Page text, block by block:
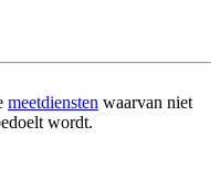
meetdiensten waarvan niet
wordt.